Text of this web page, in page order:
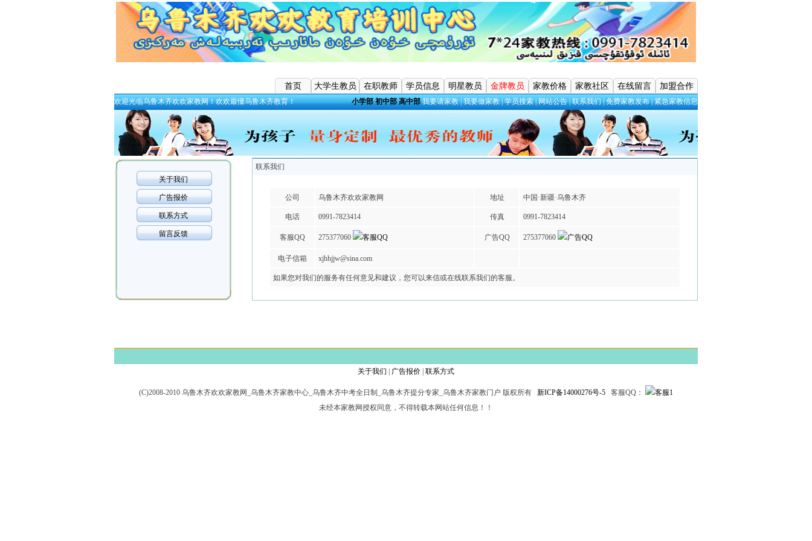
首页 大学生教员 在职教师 学员信息 明星教员 金牌教员 家教价格 家教社区 在线留言 加盟合作
欢迎光临乌鲁木齐欢欢家教网！欢欢最懂乌鲁木齐教育！ 小学部 初中部 高中部 我要请家教|我要做家教|学员搜索|网站公告|联系我们|免费家教发布|紧急家教信息
关于我们
广告报价
联系方式
留言反馈
联系我们
公司 乌鲁木齐欢欢家教网 地址 中国·新疆·乌鲁木齐
电话 0991-7823414 传真 0991-7823414
客服QQ 275377060 广告QQ 275377060
电子信箱 xjhhjjw@sina.com
如果您对我们的服务有任何意见和建议，您可以来信或在线联系我们的客服。
关于我们 广告报价 联系方式
(C)2008-2010 乌鲁木齐欢欢家教网_乌鲁木齐家教中心_乌鲁木齐中考全日制_乌鲁木齐提分专家_乌鲁木齐家教门户 版权所有 新ICP备14000276号-5 客服QQ：
未经本家教网授权同意，不得转载本网站任何信息！！